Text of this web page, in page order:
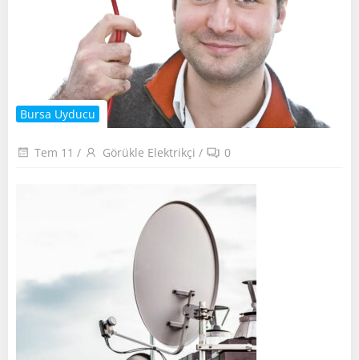
Bursa Uyducu
Tem 11 / Görükle Elektrikçi / 0